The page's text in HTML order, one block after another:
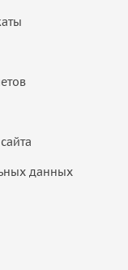
данных